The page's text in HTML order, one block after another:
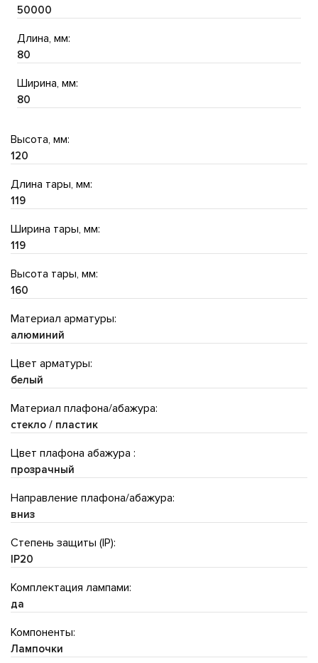
50000
Длина, мм:
80
Ширина, мм:
80
Высота, мм:
120
Длина тары, мм:
119
Ширина тары, мм:
119
Высота тары, мм:
160
Материал арматуры:
алюминий
Цвет арматуры:
белый
Материал плафона/абажура:
стекло / пластик
Цвет плафона абажура :
прозрачный
Направление плафона/абажура:
вниз
Степень защиты (IP):
IP20
Комплектация лампами:
да
Компоненты:
Лампочки